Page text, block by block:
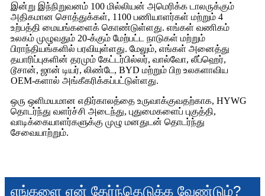
இன்று இந்நிறுவனம் 100 மில்லியன் அமெரிக்க டாலருக்கும்
அதிகமான சொத்துக்கள், 1100 பணியாளர்கள் மற்றும் 4
உற்பத்தி மையங்களைக் கொண்டுள்ளது. எங்கள் வணிகம்
உலகம் முழுவதும் 20-க்கும் மேற்பட்ட நாடுகள் மற்றும்
பிராந்தியங்களில் பரவியுள்ளது. மேலும், எங்கள் அனைத்து
தயாரிப்புகளின் தரமும் கேட்டர்பில்லர், வால்வோ, லீப்ஹெர்,
டூசான், ஜான் டியர், லிண்டே, BYD மற்றும் பிற உலகளாவிய
OEM-களால் அங்கீகரிக்கப்பட்டுள்ளது.
ஒரு ஒளிமயமான எதிர்காலத்தை உருவாக்குவதற்காக, HYWG
தொடர்ந்து வளர்ச்சி அடைந்து, புதுமைகளைப் புகுத்தி,
வாடிக்கையாளர்களுக்கு முழு மனதுடன் தொடர்ந்து
சேவையாற்றும்.
எங்களை ஏன் தேர்ந்தெடுக்க வேண்டும்?